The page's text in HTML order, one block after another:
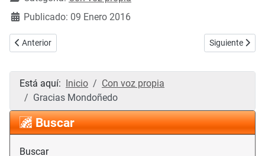
Publicado: 09 Enero 2016
Artículo anterior: Fechas serias para España
Anterior Artículo
Siguiente
Está aquí: Inicio
Con voz propia
Gracias Mondoñedo
Buscar
Buscar